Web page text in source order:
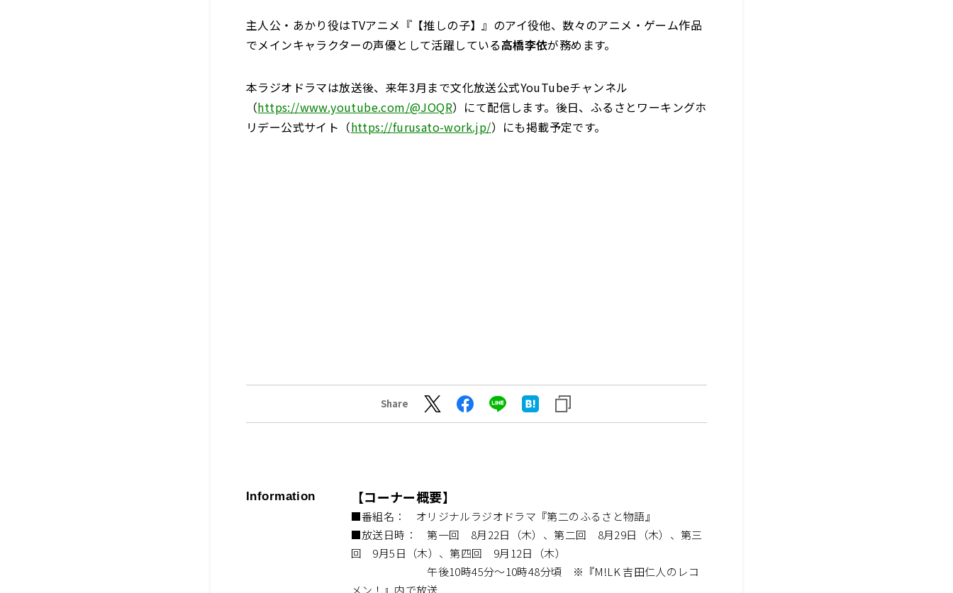
主人公・あかり役はTVアニメ『【推しの子】』のアイ役他、数々のアニメ・ゲーム作品
でメインキャラクターの声優として活躍している高橋李依が務めます。
本ラジオドラマは放送後、来年3月まで文化放送公式YouTubeチャンネル
（https://www.youtube.com/@JOQR）にて配信します。後日、ふるさとワーキングホ
リデー公式サイト（https://furusato-work.jp/）にも掲載予定です。
Share
Information 【コーナー概要】
■番組名： オリジナルラジオドラマ『第二のふるさと物語』
■放送日時： 第一回 8月22日（木）、第二回 8月29日（木）、第三
回 9月5日（木）、第四回 9月12日（木）
午後10時45分～10時48分頃 ※『M!LK 吉田仁人のレコ
メン！』内で放送